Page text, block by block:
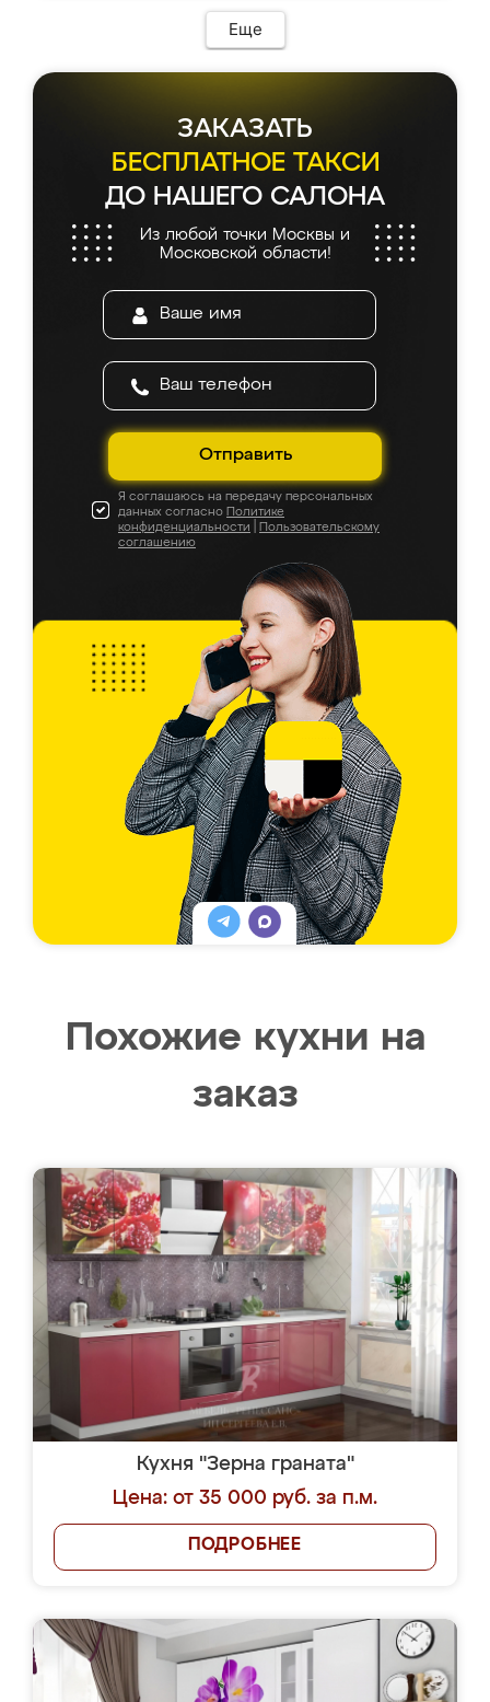
Еще
ЗАКАЗАТЬ
БЕСПЛАТНОЕ ТАКСИ
ДО НАШЕГО САЛОНА
Из любой точки Москвы и
Московской области!
Отправить
Я соглашаюсь на передачу персональных
данных согласно Политике
конфиденциальности
Пользовательскому
соглашению
Похожие кухни на
заказ
Кухня "Зерна граната"
Цена: от 35 000 руб. за п.м.
ПОДРОБНЕЕ